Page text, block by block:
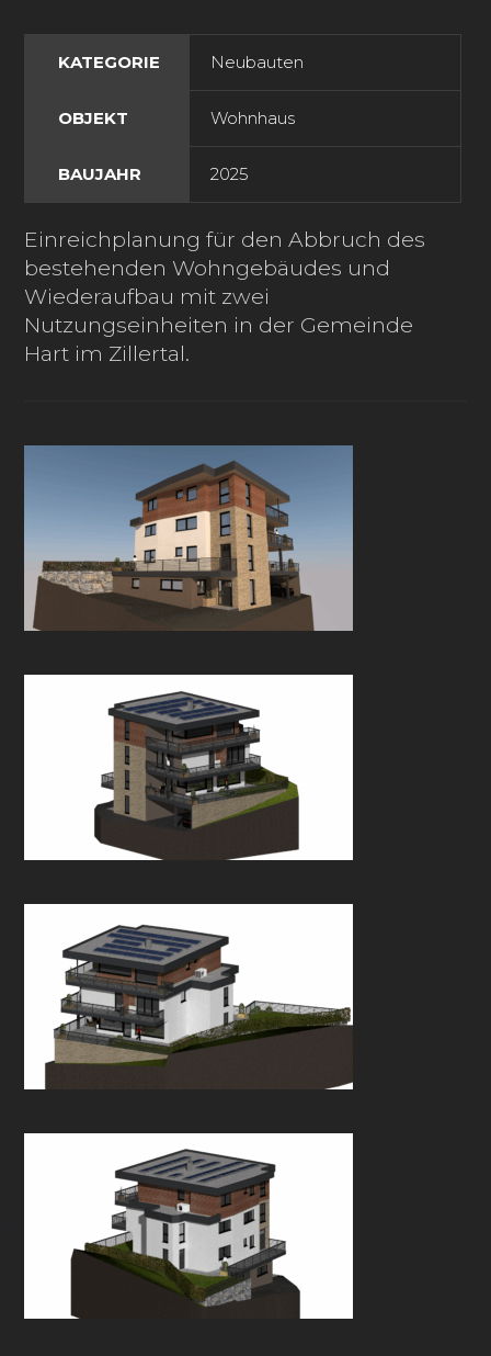
KATEGORIE Neubauten
OBJEKT Wohnhaus
BAUJAHR 2025
Einreichplanung für den Abbruch des
bestehenden Wohngebäudes und
Wiederaufbau mit zwei
Nutzungseinheiten in der Gemeinde
Hart im Zillertal.